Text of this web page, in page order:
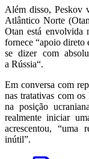
Além disso, Peskov
Atlântico Norte
Otan está envolvida
fornece “apoio direto
se dizer com
a Rússia“.
Em conversa com
nas tratativas com
na posição
realmente iniciar
acrescentou, “uma
inútil”.